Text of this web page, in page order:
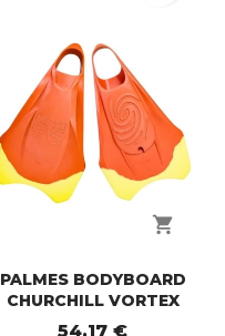
shopping_cart
PALMES BODYBOARD
CHURCHILL VORTEX
54,17 €